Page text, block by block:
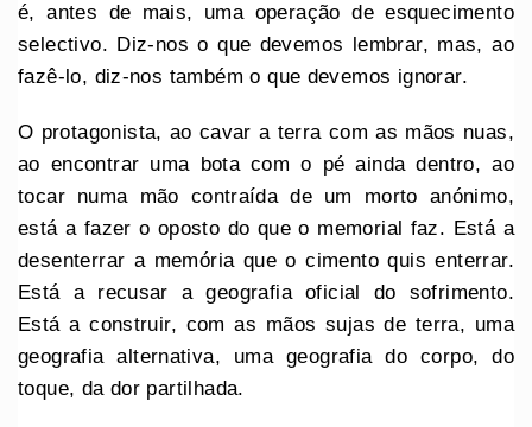
é, antes de mais, uma operação de esquecimento
selectivo. Diz-nos o que devemos lembrar, mas, ao
fazê-lo, diz-nos também o que devemos ignorar.
O protagonista, ao cavar a terra com as mãos nuas,
ao encontrar uma bota com o pé ainda dentro, ao
tocar numa mão contraída de um morto anónimo,
está a fazer o oposto do que o memorial faz. Está a
desenterrar a memória que o cimento quis enterrar.
Está a recusar a geografia oficial do sofrimento.
Está a construir, com as mãos sujas de terra, uma
geografia alternativa, uma geografia do corpo, do
toque, da dor partilhada.